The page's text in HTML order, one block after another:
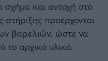
και αντοχή στο
στήριξης προέρχονται
βαρελιών, ώστε να
το αρχικό υλικό.